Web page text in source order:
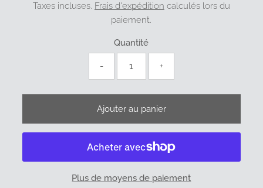
Taxes incluses. Frais d'expédition calculés lors du
paiement.
Quantité
- +
Plus de moyens de paiement